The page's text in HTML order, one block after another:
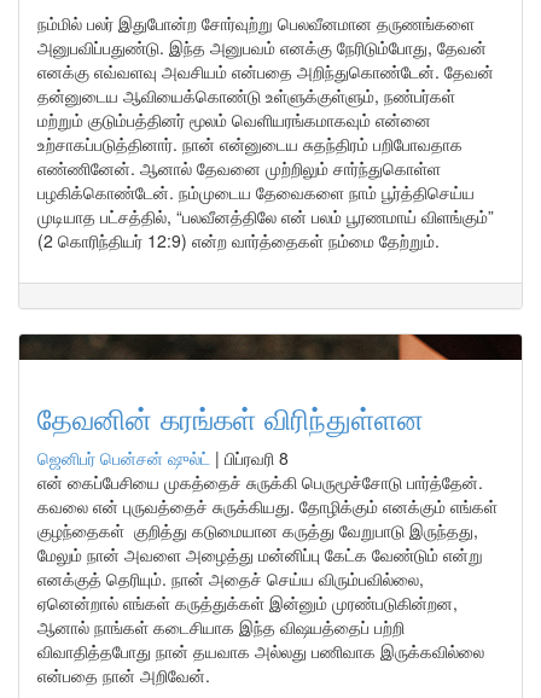
நம்மில் பலர் இதுபோன்ற சோர்வுற்று பெலவீனமான தருணங்களை
அனுபவிப்பதுண்டு. இந்த அனுபவம் எனக்கு நேரிடும்போது, தேவன்
எனக்கு எவ்வளவு அவசியம் என்பதை அறிந்துகொண்டேன். தேவன்
தன்னுடைய ஆவியைக்கொண்டு உள்ளுக்குள்ளும், நண்பர்கள்
மற்றும் குடும்பத்தினர் மூலம் வெளியரங்கமாகவும் என்னை
உற்சாகப்படுத்தினார். நான் என்னுடைய சுதந்திரம் பறிபோவதாக
எண்ணினேன். ஆனால் தேவனை முற்றிலும் சார்ந்துகொள்ள
பழகிக்கொண்டேன். நம்முடைய தேவைகளை நாம் பூர்த்திசெய்ய
முடியாத பட்சத்தில், “பலவீனத்திலே என் பலம் பூரணமாய் விளங்கும்”
(2 கொரிந்தியர் 12:9) என்ற வார்த்தைகள் நம்மை தேற்றும்.
தேவனின் கரங்கள் விரிந்துள்ளன
ஜெனிபர் பென்சன் ஷுல்ட் | பிப்ரவரி 8
என் கைப்பேசியை முகத்தைச் சுருக்கி பெருமூச்சோடு பார்த்தேன்.
கவலை என் புருவத்தைச் சுருக்கியது. தோழிக்கும் எனக்கும் எங்கள்
குழந்தைகள் குறித்து கடுமையான கருத்து வேறுபாடு இருந்தது,
மேலும் நான் அவளை அழைத்து மன்னிப்பு கேட்க வேண்டும் என்று
எனக்குத் தெரியும். நான் அதைச் செய்ய விரும்பவில்லை,
ஏனென்றால் எங்கள் கருத்துக்கள் இன்னும் முரண்படுகின்றன,
ஆனால் நாங்கள் கடைசியாக இந்த விஷயத்தைப் பற்றி
விவாதித்தபோது நான் தயவாக அல்லது பணிவாக இருக்கவில்லை
என்பதை நான் அறிவேன்.